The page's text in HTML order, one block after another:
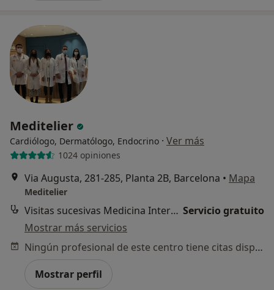
Meditelier
Cardiólogo, Dermatólogo, Endocrino · Ver más
1024 opiniones
Via Augusta, 281-285, Planta 2B, Barcelona • Mapa
Meditelier
Visitas sucesivas Medicina Interna Servicio gratuito
Mostrar más servicios
Ningún profesional de este centro tiene citas disponibles
Mostrar perfil
¿Alguna vez has usado una app
o chatbot de IA para hablar
sobre un tema emocional o
Sí, varias veces
Sí, una vez
No, pero lo consideraría
No, y no confío en ello
Continuar